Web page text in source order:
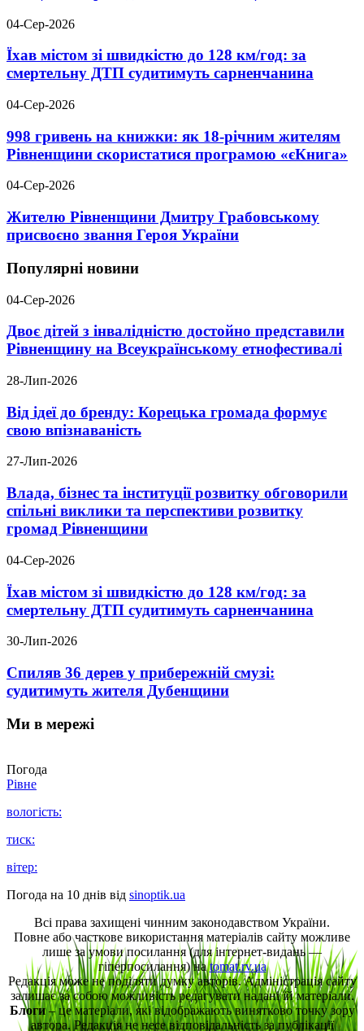
04-Сер-2026
Їхав містом зі швидкістю до 128 км/год: за
смертельну ДТП судитимуть сарненчанина
04-Сер-2026
998 гривень на книжки: як 18-річним жителям
Рівненщини скористатися програмою «єКнига»
04-Сер-2026
Жителю Рівненщини Дмитру Грабовському
присвоєно звання Героя України
Популярні новини
04-Сер-2026
Двоє дітей з інвалідністю достойно представили
Рівненщину на Всеукраїнському етнофестивалі
28-Лип-2026
Від ідеї до бренду: Корецька громада формує
свою впізнаваність
27-Лип-2026
Влада, бізнес та інституції розвитку обговорили
спільні виклики та перспективи розвитку
громад Рівненщини
04-Сер-2026
Їхав містом зі швидкістю до 128 км/год: за
смертельну ДТП судитимуть сарненчанина
30-Лип-2026
Спиляв 36 дерев у прибережній смузі:
судитимуть жителя Дубенщини
Ми в мережі
Погода
Рівне
вологість:
тиск:
вітер:
Погода на 10 днів від sinoptik.ua
Всі права захищені чинним законодавством України.
Повне або часткове використання матеріалів сайту можливе
лише за умови посилання (для інтернет-видань —
гіперпосилання) наtomat.rv.ua
Редакція може не поділяти думку авторів. Адміністрація сайту
залишає за собою можливість редагувати надані їй матеріали.
Блоги– це матеріали, які відображають винятково точку зору
автора. Редакція не несе відповідальність за публікації